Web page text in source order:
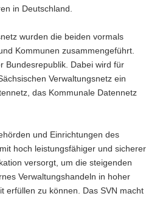
in Deutschland.
wurden die beiden vormals
Kommunen zusammengeführt.
Bundesrepublik. Dabei wird für
Verwaltungsnetz ein
das Kommunale Datennetz
und Einrichtungen des
hoch leistungsfähiger und sicherer
versorgt, um die steigenden
Verwaltungshandeln in hoher
erfüllen zu können. Das SVN macht